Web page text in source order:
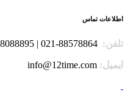
اطلاعات تماس
تلفن:
ایمیل: info@12time.com